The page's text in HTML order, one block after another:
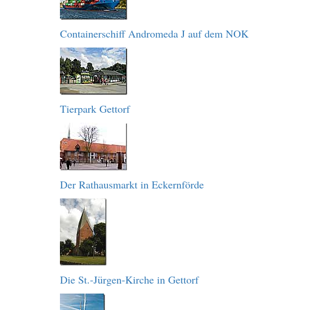
Containerschiff Andromeda J auf dem NOK
Tierpark Gettorf
Der Rathausmarkt in Eckernförde
Die St.-Jürgen-Kirche in Gettorf